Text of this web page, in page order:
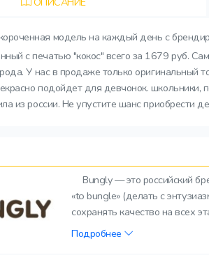
модель на каждый день с
с печатью "кокос" всего за 1679 руб.
У нас в продаже только оригинальный
подойдет для девчонок. школьники,
из россии. Не упустите шанс приобрести
Bungly — это российский
«to bungle» (делать с
сохранять качество на всех
Подробнее